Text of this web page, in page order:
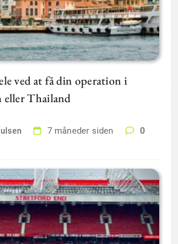
ved at få din operation i
eller Thailand
7 måneder siden 0